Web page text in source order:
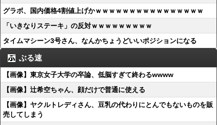
グラボ、国内価格4割値上げかｗｗｗｗｗｗｗｗｗｗｗｗｗｗｗｗ
「いきなりステーキ」の反対ｗｗｗｗｗｗｗｗｗ
タイムマシーン3号さん、なんかちょうどいいポジションになる
ぶる速
【画像】東京女子大学の卒論、低脳すぎて終わるwwww
【画像】辻希空ちゃん、顔だけで普通に使える
【画像】ヤクルトレディさん、豆乳の代わりにとんでもないものを販
売してしまう